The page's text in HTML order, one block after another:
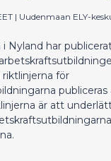
| Uudenmaan ELY-
i Nyland har
för
publiceras
är att